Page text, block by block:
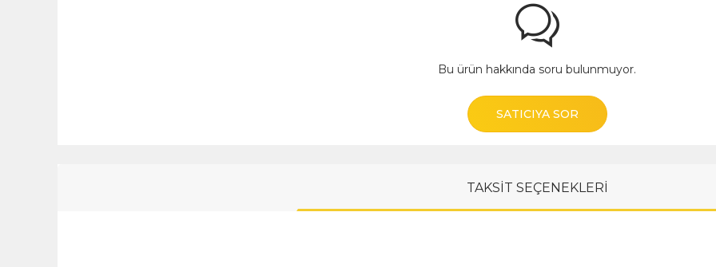
Bu ürün hakkında soru bulunmuyor.
SATICIYA SOR
TAKSİT SEÇENEKLERİ